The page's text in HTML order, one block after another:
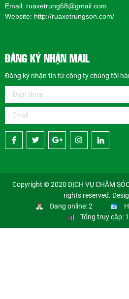
Email: ruaxetrung68@gmail.com
Website: http://ruaxetrungson.com/
ĐĂNG KÝ NHẬN MAIL
Đăng ký nhận tin từ công ty chúng tôi
Copyright © 2020 DỊCH VỤ CHĂM SÓC
rights reserved.
Đang online: 2
Tổng truy cập: